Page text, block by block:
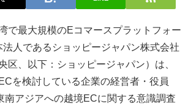
で最大規模のEコマースプラットフォー
法人であるショッピージャパン株式会社
区、以下：ショッピージャパン）は、
を検討している企業の経営者・役員
南アジアへの越境ECに関する意識調査